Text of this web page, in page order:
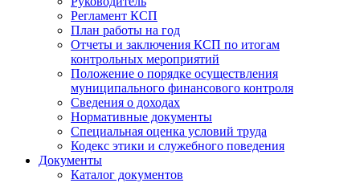
Регламент КСП
План работы на год
Отчеты и заключения КСП по итогам
контрольных мероприятий
Положение о порядке осуществления
муниципального финансового контроля
Сведения о доходах
Нормативные документы
Специальная оценка условий труда
Кодекс этики и служебного поведения
Документы
Каталог документов